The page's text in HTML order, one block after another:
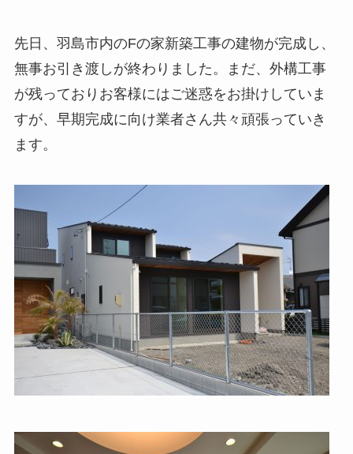
先日、羽島市内のFの家新築工事の建物が完成し、
無事お引き渡しが終わりました。まだ、外構工事
が残っておりお客様にはご迷惑をお掛けしていま
すが、早期完成に向け業者さん共々頑張っていき
ます。